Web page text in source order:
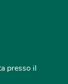
presso il